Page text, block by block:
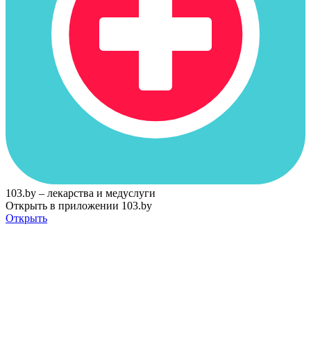
103.by – лекарства и медуслуги
Открыть в приложении 103.by
Открыть